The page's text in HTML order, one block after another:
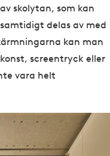
skolytan, som kan
delas av med
kan man
screentryck eller
vara helt